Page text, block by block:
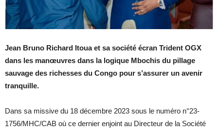
Jean Bruno Richard Itoua et sa société écran Trident OGX
dans les manœuvres dans la logique Mbochis du pillage
sauvage des richesses du Congo pour s’assurer un avenir
tranquille.
Dans sa missive du 18 décembre 2023 sous le numéro n°23-
1756/MHC/CAB où ce dernier enjoint au Directeur de la Société